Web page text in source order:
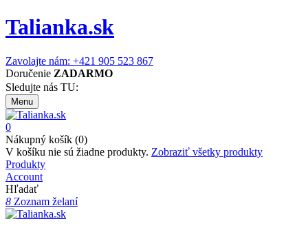
Talianka.sk
Zavolajte nám: +421 905 523 867
Doručenie ZADARMO
Sledujte nás TU:
Menu
0
Nákupný košík (0)
V košíku nie sú žiadne produkty. Zobraziť všetky produkty
Produkty
Account
Hľadať
8 Zoznam želaní